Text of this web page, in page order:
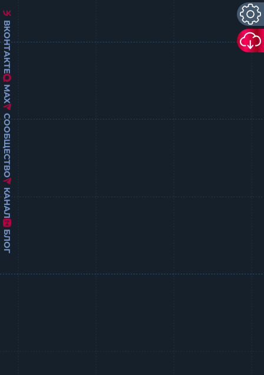
пользователей
ВКОНТАКТЕ
MAX
СООБЩЕСТВО
КАНАЛ
БЛОГ